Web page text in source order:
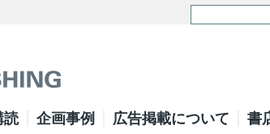
読 企画事例 広告掲載について 書